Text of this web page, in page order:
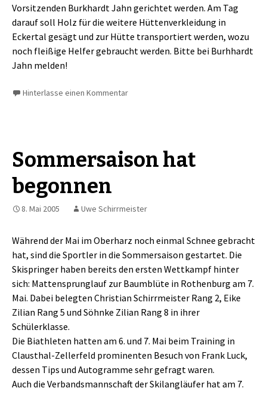
Vorsitzenden Burkhardt Jahn gerichtet werden. Am Tag
darauf soll Holz für die weitere Hüttenverkleidung in
Eckertal gesägt und zur Hütte transportiert werden, wozu
noch fleißige Helfer gebraucht werden. Bitte bei Burhhardt
Jahn melden!
Hinterlasse einen Kommentar
Sommersaison hat
begonnen
8. Mai 2005 Uwe Schirrmeister
Während der Mai im Oberharz noch einmal Schnee gebracht
hat, sind die Sportler in die Sommersaison gestartet. Die
Skispringer haben bereits den ersten Wettkampf hinter
sich: Mattensprunglauf zur Baumblüte in Rothenburg am 7.
Mai. Dabei belegten Christian Schirrmeister Rang 2, Eike
Zilian Rang 5 und Söhnke Zilian Rang 8 in ihrer
Schülerklasse.
Die Biathleten hatten am 6. und 7. Mai beim Training in
Clausthal-Zellerfeld prominenten Besuch von Frank Luck,
dessen Tips und Autogramme sehr gefragt waren.
Auch die Verbandsmannschaft der Skilangläufer hat am 7.